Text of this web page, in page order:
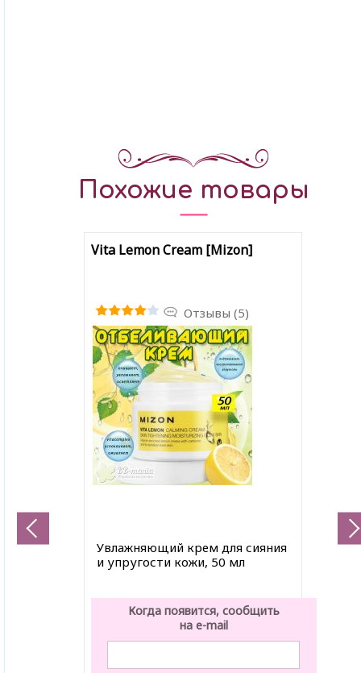
Похожие товары
Vita Lemon Cream [Mizon]
Отзывы (5)
Увлажняющий крем для сияния
и упругости кожи, 50 мл
Когда появится, сообщить
на e-mail